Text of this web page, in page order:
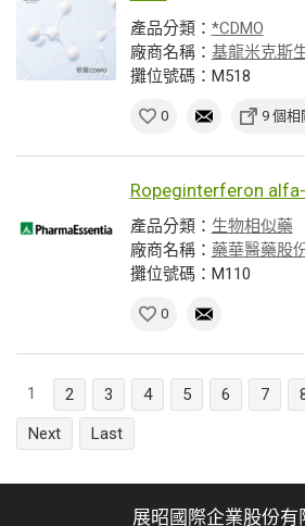
產品分類： *CDMO
廠商名稱： 基龍米克斯
攤位號碼：M518
0 9 個相
Ropeginterferon
產品分類： 生物相似藥
廠商名稱： 藥華醫藥股
攤位號碼：M110
0
1 2 3 4 5 6 7
Next
Last
展昭國際企業股份有